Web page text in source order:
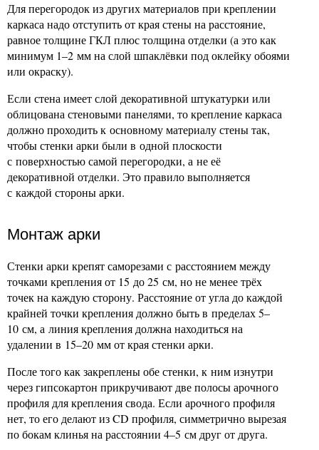
Для перегородок из других материалов при креплении
каркаса надо отступить от края стены на расстояние,
равное толщине ГКЛ плюс толщина отделки (а это как
минимум 1–2 мм на слой шпаклёвки под оклейку обоями
или окраску).
Если стена имеет слой декоративной штукатурки или
облицована стеновыми панелями, то крепление каркаса
должно проходить к основному материалу стены так,
чтобы стенки арки были в одной плоскости
с поверхностью самой перегородки, а не её
декоративной отделки. Это правило выполняется
с каждой стороны арки.
Монтаж арки
Стенки арки крепят саморезами с расстоянием между
точками крепления от 15 до 25 см, но не менее трёх
точек на каждую сторону. Расстояние от угла до каждой
крайней точки крепления должно быть в пределах 5–
10 см, а линия крепления должна находиться на
удалении в 15–20 мм от края стенки арки.
После того как закреплены обе стенки, к ним изнутри
через гипсокартон прикручивают две полосы арочного
профиля для крепления свода. Если арочного профиля
нет, то его делают из CD профиля, симметрично вырезая
по бокам клинья на расстоянии 4–5 см друг от друга.